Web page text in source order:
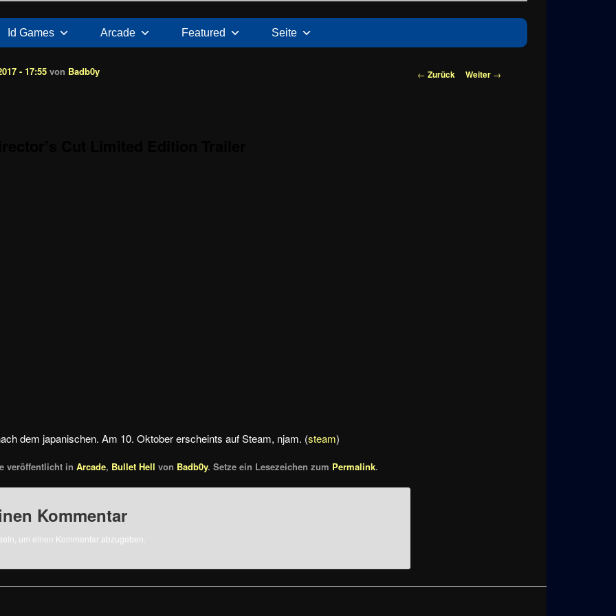
Id Games Arcade Featured Seite
Beitragsnavigation
← Zurück Weiter →
- 17:55 von Badb0y
dem japanischen. Am 10. Oktober erscheints auf Steam, njam. (steam)
veröffentlicht inArcade, Bullet Hell von Badb0y. Setze ein Lesezeichen zum Permalink.
Kommentar
sein, um einen Kommentar abzugeben.